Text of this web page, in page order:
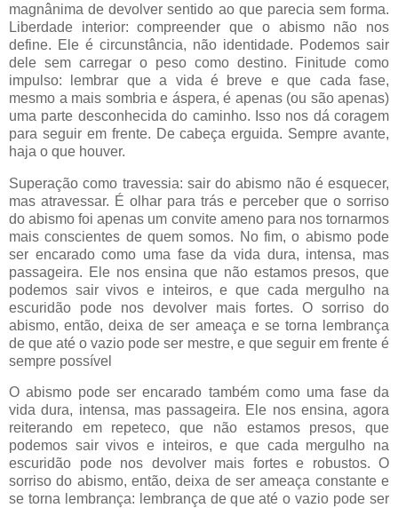
magnânima de devolver sentido ao que parecia sem forma.
Liberdade interior: compreender que o abismo não nos
define. Ele é circunstância, não identidade. Podemos sair
dele sem carregar o peso como destino. Finitude como
impulso: lembrar que a vida é breve e que cada fase,
mesmo a mais sombria e áspera, é apenas (ou são apenas)
uma parte desconhecida do caminho. Isso nos dá coragem
para seguir em frente. De cabeça erguida. Sempre avante,
haja o que houver.
Superação como travessia: sair do abismo não é esquecer,
mas atravessar. É olhar para trás e perceber que o sorriso
do abismo foi apenas um convite ameno para nos tornarmos
mais conscientes de quem somos. No fim, o abismo pode
ser encarado como uma fase da vida dura, intensa, mas
passageira. Ele nos ensina que não estamos presos, que
podemos sair vivos e inteiros, e que cada mergulho na
escuridão pode nos devolver mais fortes. O sorriso do
abismo, então, deixa de ser ameaça e se torna lembrança
de que até o vazio pode ser mestre, e que seguir em frente é
sempre possível
O abismo pode ser encarado também como uma fase da
vida dura, intensa, mas passageira. Ele nos ensina, agora
reiterando em repeteco, que não estamos presos, que
podemos sair vivos e inteiros, e que cada mergulho na
escuridão pode nos devolver mais fortes e robustos. O
sorriso do abismo, então, deixa de ser ameaça constante e
se torna lembrança: lembrança de que até o vazio pode ser